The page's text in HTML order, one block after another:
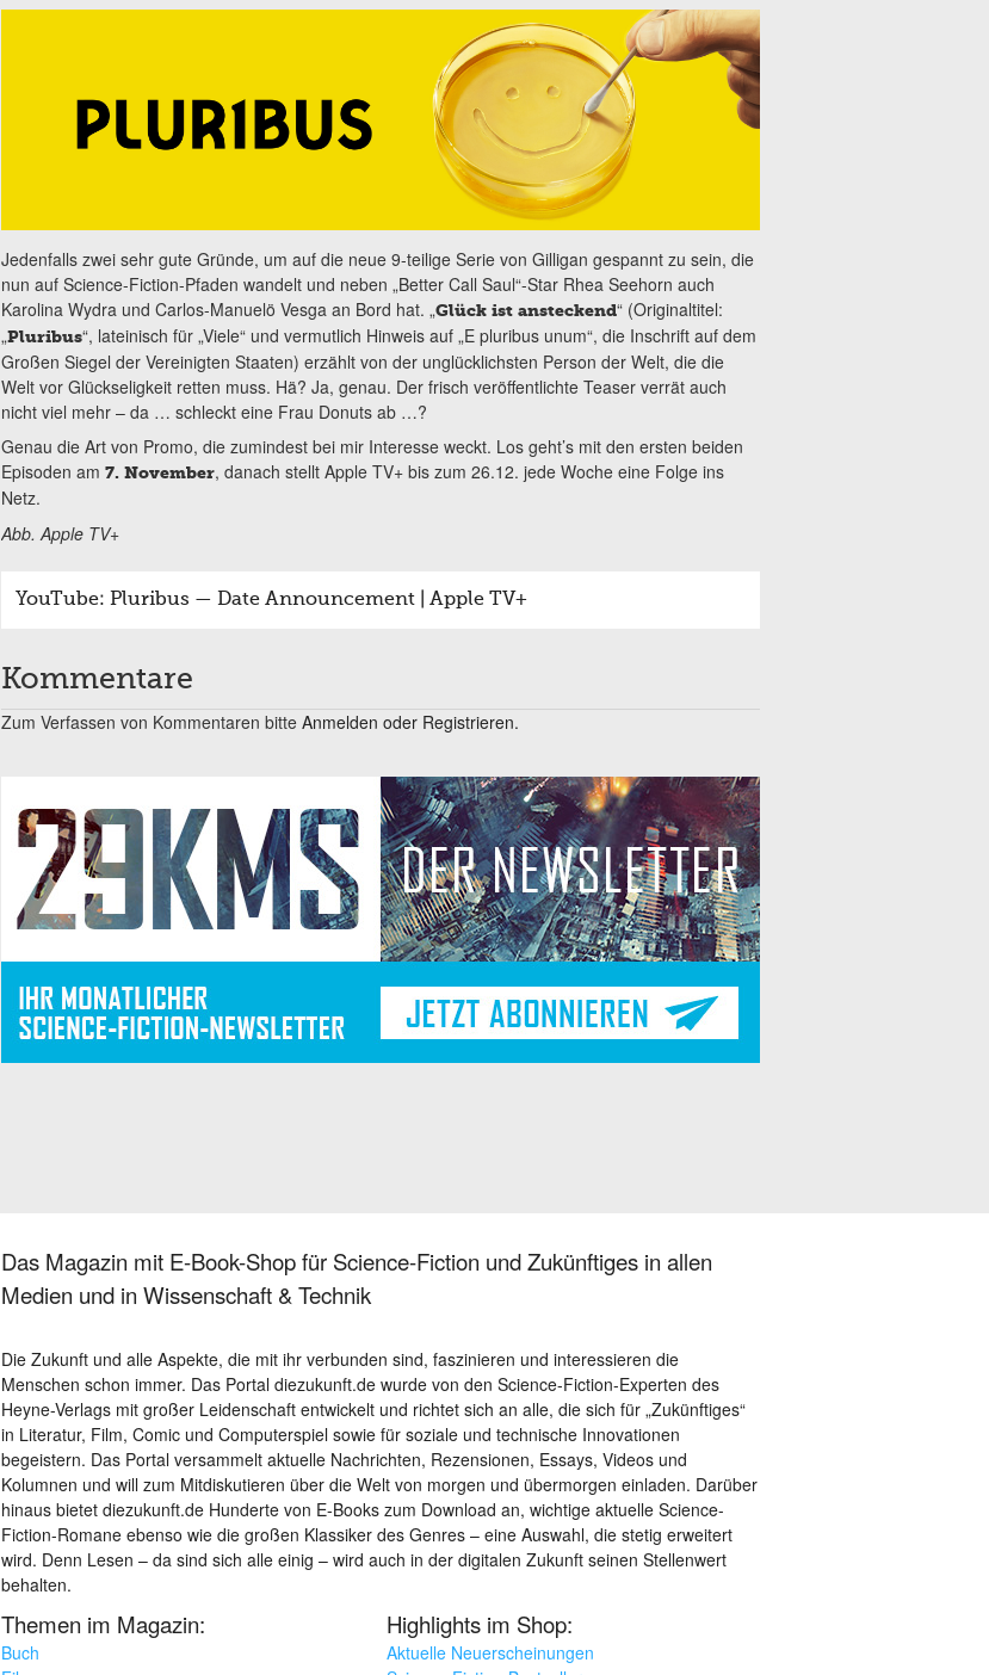
Jedenfalls zwei sehr gute Gründe, um auf die neue 9-teilige Serie von Gilligan gespannt zu sein, die
nun auf Science-Fiction-Pfaden wandelt und neben „Better Call Saul“-Star Rhea Seehorn auch
Karolina Wydra und Carlos-Manuelö Vesga an Bord hat. „Glück ist ansteckend“ (Originaltitel:
„Pluribus“, lateinisch für „Viele“ und vermutlich Hinweis auf „E pluribus unum“, die Inschrift auf dem
Großen Siegel der Vereinigten Staaten) erzählt von der unglücklichsten Person der Welt, die die
Welt vor Glückseligkeit retten muss. Hä? Ja, genau. Der frisch veröffentlichte Teaser verrät auch
nicht viel mehr – da … schleckt eine Frau Donuts ab …?
Genau die Art von Promo, die zumindest bei mir Interesse weckt. Los geht’s mit den ersten beiden
Episoden am 7. November, danach stellt Apple TV+ bis zum 26.12. jede Woche eine Folge ins
Netz.
Abb. Apple TV+
YouTube: Pluribus — Date Announcement | Apple TV+
Kommentare
Zum Verfassen von Kommentaren bitte Anmelden oder Registrieren.
Das Magazin mit E-Book-Shop für Science-Fiction und Zukünftiges in allen
Medien und in Wissenschaft & Technik
Die Zukunft und alle Aspekte, die mit ihr verbunden sind, faszinieren und interessieren die
Menschen schon immer. Das Portal diezukunft.de wurde von den Science-Fiction-Experten des
Heyne-Verlags mit großer Leidenschaft entwickelt und richtet sich an alle, die sich für „Zukünftiges“
in Literatur, Film, Comic und Computerspiel sowie für soziale und technische Innovationen
begeistern. Das Portal versammelt aktuelle Nachrichten, Rezensionen, Essays, Videos und
Kolumnen und will zum Mitdiskutieren über die Welt von morgen und übermorgen einladen. Darüber
hinaus bietet diezukunft.de Hunderte von E-Books zum Download an, wichtige aktuelle Science-
Fiction-Romane ebenso wie die großen Klassiker des Genres – eine Auswahl, die stetig erweitert
wird. Denn Lesen – da sind sich alle einig – wird auch in der digitalen Zukunft seinen Stellenwert
behalten.
Themen im Magazin:
Buch
Highlights im Shop:
Aktuelle Neuerscheinungen